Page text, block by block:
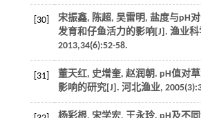
[30]
宋振鑫, 陈超, 吴雷明, 盐度与pH
发育和仔鱼活力的影响[J]. 渔业科
2013,34(6):52-58.
[31]
董天红, 史增奎, 赵润朝. pH值对
影响的研究[J]. 河北渔业, 2005